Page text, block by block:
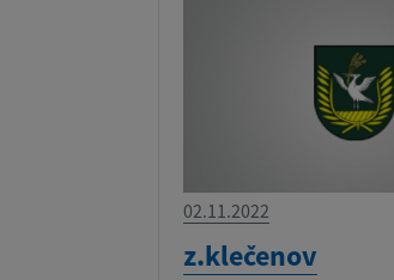
02.11.2022
z.klečenov